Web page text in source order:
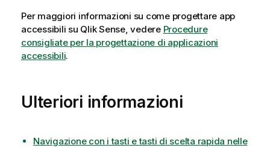
Per maggiori informazioni su come progettare app
accessibili su Qlik Sense, vedere Procedure
consigliate per la progettazione di applicazioni
accessibili.
Ulteriori informazioni
Navigazione con i tasti e tasti di scelta rapida nelle